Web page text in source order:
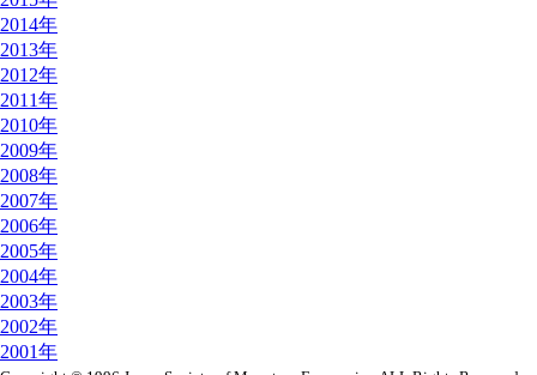
2014年
2013年
2012年
2011年
2010年
2009年
2008年
2007年
2006年
2005年
2004年
2003年
2002年
2001年